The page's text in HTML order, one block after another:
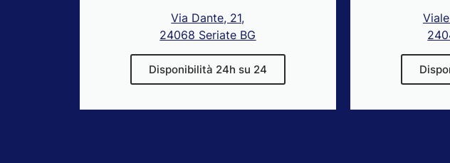
Via Dante, 21,
24068 Seriate BG
Disponibilità 24h su 24